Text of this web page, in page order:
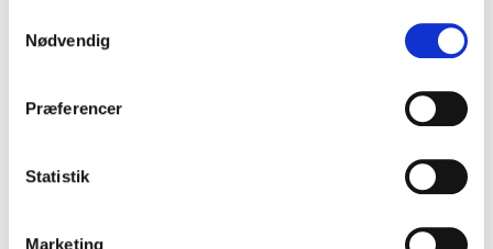
Nødvendig
Præferencer
Statistik
Marketing